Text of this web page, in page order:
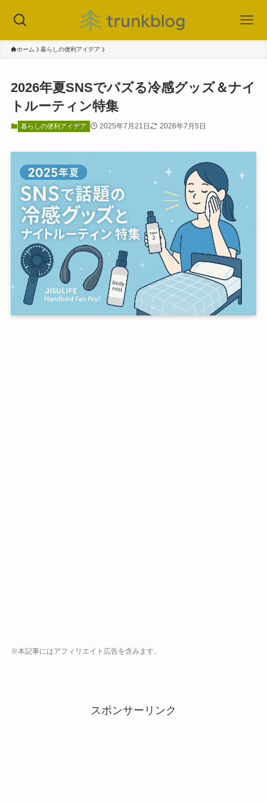
ホーム 暮らしの便利アイデア
2026年夏SNSでバズる冷感グッズ＆ナイ
トルーティン特集
暮らしの便利アイデア 2025年7月21日 2026年7月5日
※本記事にはアフィリエイト広告を含みます。
スポンサーリンク